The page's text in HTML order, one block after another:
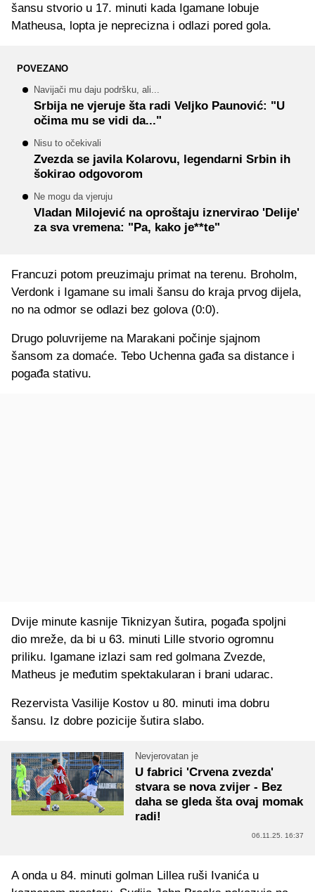
šansu stvorio u 17. minuti kada Igamane lobuje
Matheusa, lopta je neprecizna i odlazi pored gola.
POVEZANO
Navijači mu daju podršku, ali...
Srbija ne vjeruje šta radi Veljko Paunović: "U
očima mu se vidi da..."
Nisu to očekivali
Zvezda se javila Kolarovu, legendarni Srbin ih
šokirao odgovorom
Ne mogu da vjeruju
Vladan Milojević na oproštaju iznervirao 'Delije'
za sva vremena: "Pa, kako je**te"
Francuzi potom preuzimaju primat na terenu. Broholm,
Verdonk i Igamane su imali šansu do kraja prvog dijela,
no na odmor se odlazi bez golova (0:0).
Drugo poluvrijeme na Marakani počinje sjajnom
šansom za domaće. Tebo Uchenna gađa sa distance i
pogađa stativu.
Dvije minute kasnije Tiknizyan šutira, pogađa spoljni
dio mreže, da bi u 63. minuti Lille stvorio ogromnu
priliku. Igamane izlazi sam red golmana Zvezde,
Matheus je međutim spektakularan i brani udarac.
Rezervista Vasilije Kostov u 80. minuti ima dobru
šansu. Iz dobre pozicije šutira slabo.
Nevjerovatan je
U fabrici 'Crvena zvezda'
stvara se nova zvijer - Bez
daha se gleda šta ovaj momak
radi!
06.11.25. 16:37
A onda u 84. minuti golman Lillea ruši Ivanića u